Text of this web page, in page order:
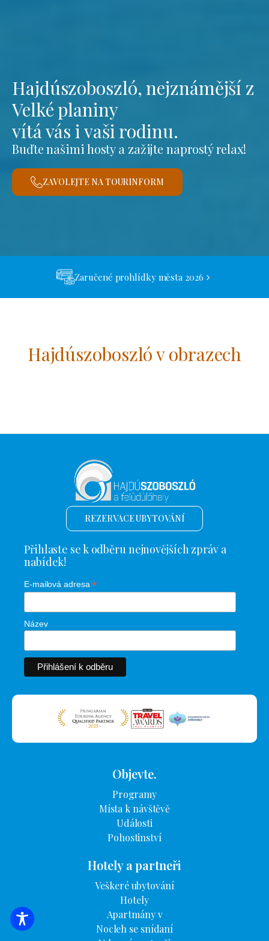
Hajdúszoboszló, nejznámější z
Velké planiny
vítá vás i vaši rodinu.
Buďte našimi hosty a zažijte naprostý relax!
ZAVOLEJTE NA TOURINFORM
Zaručené prohlídky města 2026
Hajdúszoboszló v obrazech
VYHLEDÁVÁNÍ UBYTOVÁNÍ
REZERVACE UBYTOVÁNÍ
Přihlaste se k odběru nejnovějších zpráv a
nabídek!
E-mailová adresa*
Název
Objevte.
Programy
Místa k návštěvě
Události
Pohostinství
Hotely a partneři
Veškeré ubytování
Hotely
Apartmány v
Nocleh se snídaní